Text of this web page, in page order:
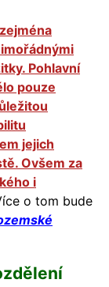
Pohlavní
pouze
jejich
Ovšem za
i
o tom bude